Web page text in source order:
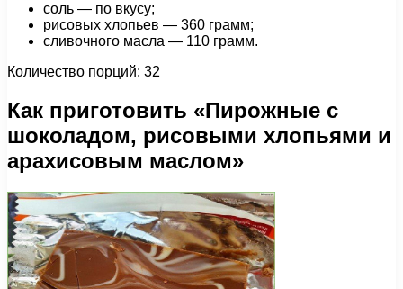
соль — по вкусу;
рисовых хлопьев — 360 грамм;
сливочного масла — 110 грамм.
Количество порций: 32
Как приготовить «Пирожные с
шоколадом, рисовыми хлопьями и
арахисовым маслом»